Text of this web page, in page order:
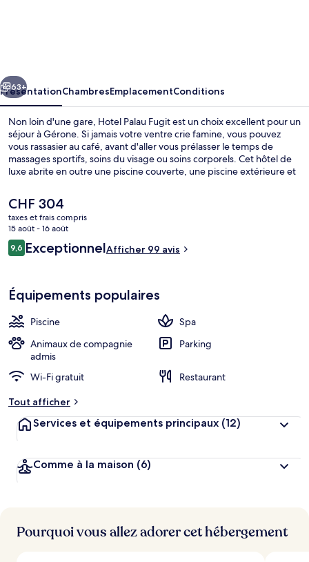
Suivant
63+
PrésentationChambresEmplacementConditions
Non loin d'une gare, Hotel Palau Fugit est un choix excellent pour un
séjour à Gérone. Si jamais votre ventre crie famine, vous pouvez
vous rassasier au café, avant d'aller vous prélasser le temps de
massages sportifs, soins du visage ou soins corporels. Cet hôtel de
luxe abrite en outre une piscine couverte, une piscine extérieure et
Le
prix
actuel
est
de
CHF 304
taxes et frais compris
15 août - 16 août
Avis
voyageurs
9,69,6 sur 10
ExceptionnelAfficher 99 avis
Équipements populaires
Piscine
Spa
Animaux de compagnie
admis
Parking
Wi-Fi gratuit
Restaurant
Tout afficher
Services et équipements principaux (12)
Comme à la maison (6)
Pourquoi vous allez adorer cet hébergement